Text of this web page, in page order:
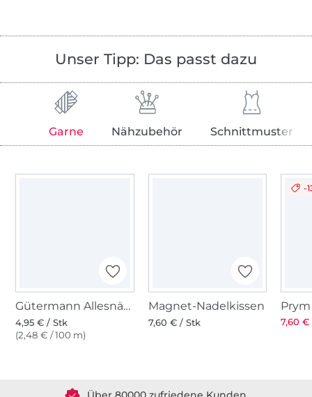
Unser Tipp: Das passt dazu
Garne Nähzubehör Schnittmuster
Gütermann Allesnäher (013) fähnrich blau
4,95 € / Stk
(2,48 € / 100 m)
Magnet-Nadelkissen
7,60 € / Stk
-
7,60 €
Über 80000 zufriedene Kunden